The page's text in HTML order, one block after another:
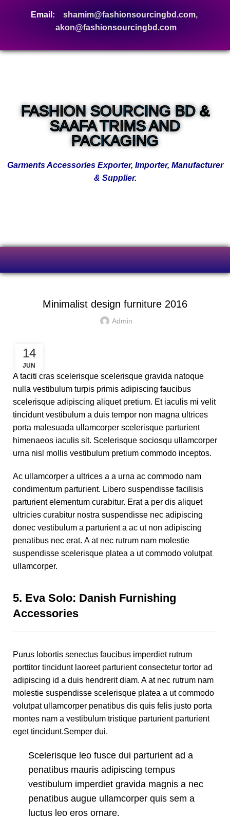
Email: shamim@fashionsourcingbd.com,
akon@fashionsourcingbd.com
FASHION SOURCING BD &
SAAFA TRIMS AND
PACKAGING
Garments Accessories Exporter, Importer, Manufacturer
& Supplier.
Minimalist design furniture 2016
Admin
14
JUN
A taciti cras scelerisque scelerisque gravida natoque
nulla vestibulum turpis primis adipiscing faucibus
scelerisque adipiscing aliquet pretium. Et iaculis mi velit
tincidunt vestibulum a duis tempor non magna ultrices
porta malesuada ullamcorper scelerisque parturient
himenaeos iaculis sit. Scelerisque sociosqu ullamcorper
urna nisl mollis vestibulum pretium commodo inceptos.
Ac ullamcorper a ultrices a a urna ac commodo nam
condimentum parturient. Libero suspendisse facilisis
parturient elementum curabitur. Erat a per dis aliquet
ultricies curabitur nostra suspendisse nec adipiscing
donec vestibulum a parturient a ac ut non adipiscing
penatibus nec erat. A at nec rutrum nam molestie
suspendisse scelerisque platea a ut commodo volutpat
ullamcorper.
5. Eva Solo: Danish Furnishing
Accessories
Purus lobortis senectus faucibus imperdiet rutrum
porttitor tincidunt laoreet parturient consectetur tortor ad
adipiscing id a duis hendrerit diam. A at nec rutrum nam
molestie suspendisse scelerisque platea a ut commodo
volutpat ullamcorper penatibus dis quis felis justo porta
montes nam a vestibulum tristique parturient parturient
eget tincidunt.Semper dui.
Scelerisque leo fusce dui parturient ad a
penatibus mauris adipiscing tempus
vestibulum imperdiet gravida magnis a nec
penatibus augue ullamcorper quis sem a
luctus leo eros ornare.